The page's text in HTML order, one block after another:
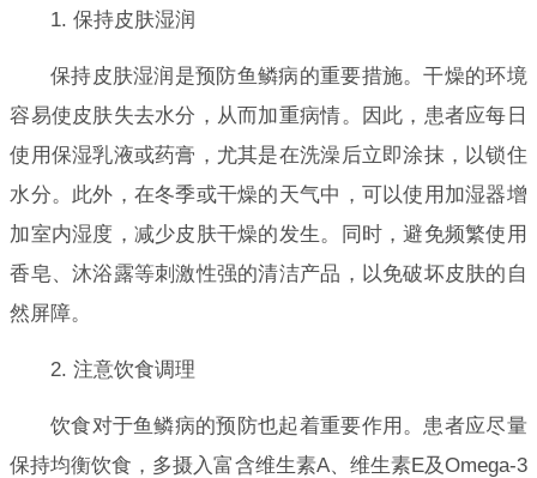
1. 保持皮肤湿润
保持皮肤湿润是预防鱼鳞病的重要措施。干燥的环境
容易使皮肤失去水分，从而加重病情。因此，患者应每日
使用保湿乳液或药膏，尤其是在洗澡后立即涂抹，以锁住
水分。此外，在冬季或干燥的天气中，可以使用加湿器增
加室内湿度，减少皮肤干燥的发生。同时，避免频繁使用
香皂、沐浴露等刺激性强的清洁产品，以免破坏皮肤的自
然屏障。
2. 注意饮食调理
饮食对于鱼鳞病的预防也起着重要作用。患者应尽量
保持均衡饮食，多摄入富含维生素A、维生素E及Omega-3